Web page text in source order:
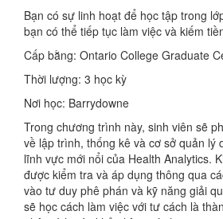
Bạn có sự linh hoạt để học tập trong
bạn có thể tiếp tục làm việc và kiếm
Cấp bằng: Ontario College Graduate
Thời lượng: 3 học kỳ
Nơi học: Barrydowne
Trong chương trình này, sinh viên sẽ
về lập trình, thống kê và cơ sở quản lý
lĩnh vực mới nổi của Health Analytics.
được kiểm tra và áp dụng thông qua
vào tư duy phê phán và kỹ năng giải
sẽ học cách làm việc với tư cách là